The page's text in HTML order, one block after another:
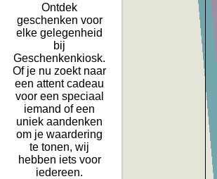
Ontdek
geschenken voor
elke gelegenheid
bij
Geschenkenkiosk.
Of je nu zoekt naar
een attent cadeau
voor een speciaal
iemand of een
uniek aandenken
om je waardering
te tonen, wij
hebben iets voor
iedereen.